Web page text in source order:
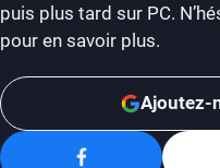
puis plus tard sur PC.
pour en savoir plus.
Ajoutez-